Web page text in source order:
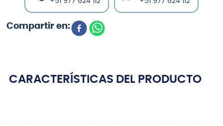
CARACTERÍSTICAS DEL PRODUCTO